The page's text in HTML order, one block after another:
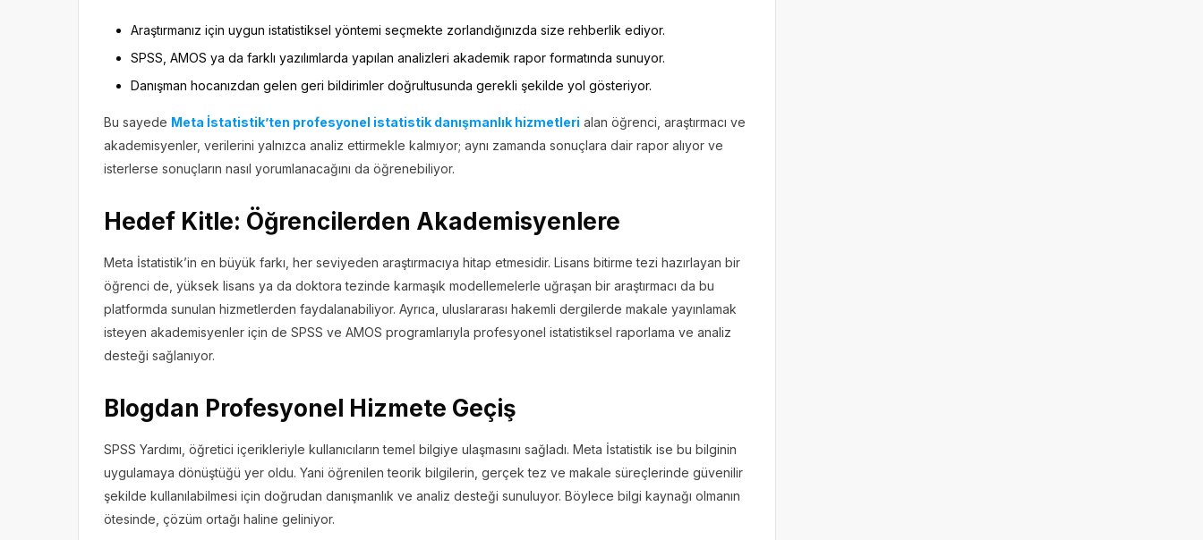
Araştırmanız için uygun istatistiksel yöntemi seçmekte zorlandığınızda size rehberlik ediyor.
SPSS, AMOS ya da farklı yazılımlarda yapılan analizleri akademik rapor formatında sunuyor.
Danışman hocanızdan gelen geri bildirimler doğrultusunda gerekli şekilde yol gösteriyor.
Bu sayede Meta İstatistik’ten profesyonel istatistik danışmanlık hizmetleri alan öğrenci, araştırmacı ve
akademisyenler, verilerini yalnızca analiz ettirmekle kalmıyor; aynı zamanda sonuçlara dair rapor alıyor ve
isterlerse sonuçların nasıl yorumlanacağını da öğrenebiliyor.
Hedef Kitle: Öğrencilerden Akademisyenlere
Meta İstatistik’in en büyük farkı, her seviyeden araştırmacıya hitap etmesidir. Lisans bitirme tezi hazırlayan bir
öğrenci de, yüksek lisans ya da doktora tezinde karmaşık modellemelerle uğraşan bir araştırmacı da bu
platformda sunulan hizmetlerden faydalanabiliyor. Ayrıca, uluslararası hakemli dergilerde makale yayınlamak
isteyen akademisyenler için de SPSS ve AMOS programlarıyla profesyonel istatistiksel raporlama ve analiz
desteği sağlanıyor.
Blogdan Profesyonel Hizmete Geçiş
SPSS Yardımı, öğretici içerikleriyle kullanıcıların temel bilgiye ulaşmasını sağladı. Meta İstatistik ise bu bilginin
uygulamaya dönüştüğü yer oldu. Yani öğrenilen teorik bilgilerin, gerçek tez ve makale süreçlerinde güvenilir
şekilde kullanılabilmesi için doğrudan danışmanlık ve analiz desteği sunuluyor. Böylece bilgi kaynağı olmanın
ötesinde, çözüm ortağı haline geliniyor.